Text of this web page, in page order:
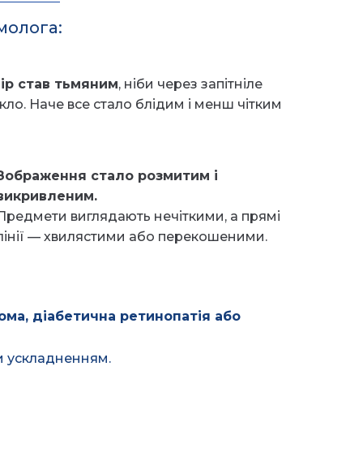
став тьмяним, ніби через запітніле
Наче все стало блідим і менш чітким
стало розмитим і
виглядають нечіткими, а прямі
— хвилястими або перекошеними.
діабетична ретинопатія або
ускладненням.